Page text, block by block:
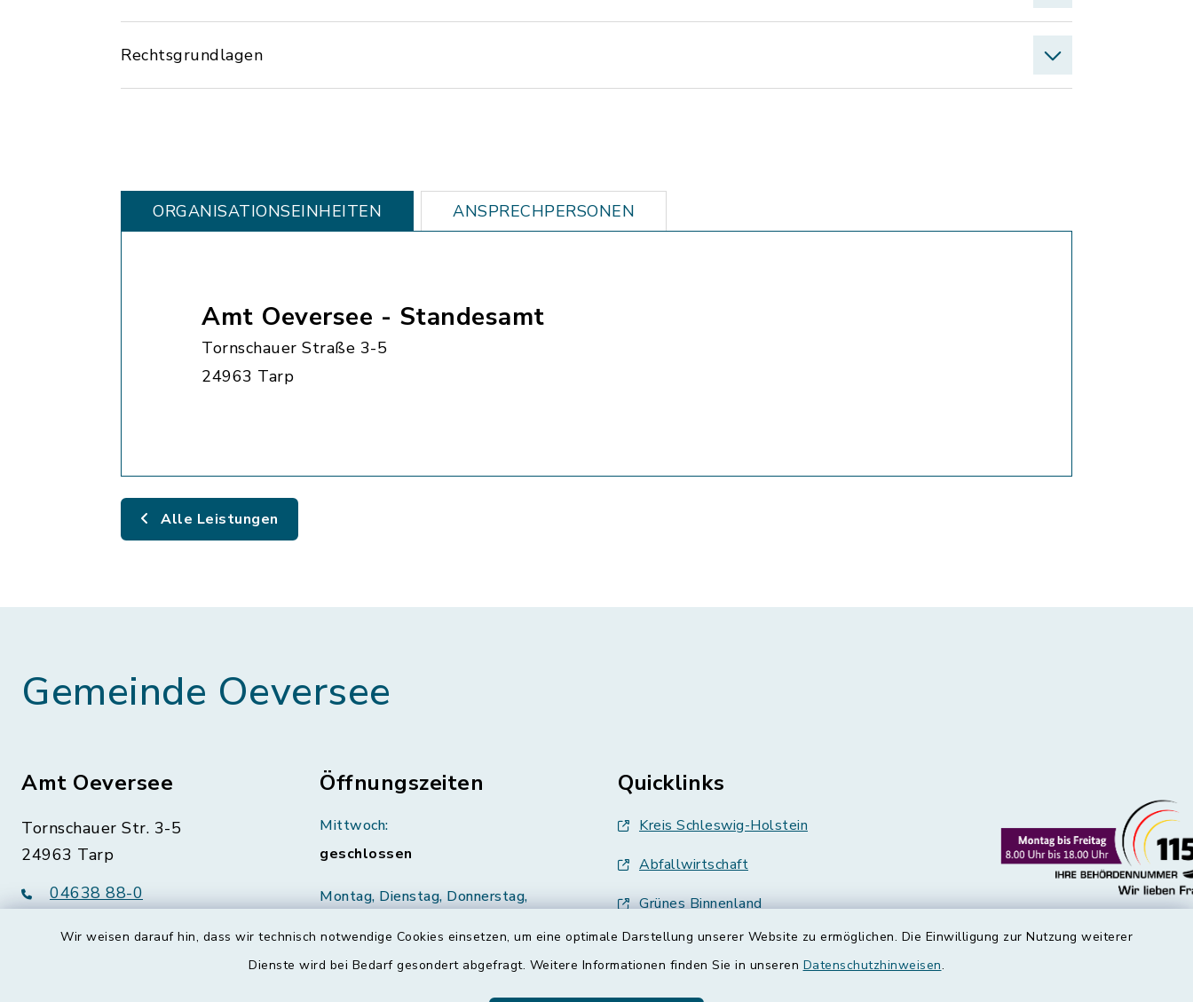
Wir weisen darauf hin, dass wir technisch notwendige Cookies einsetzen, um eine optimale Darstellung unserer Website zu ermöglichen. Die Einwilligung zur Nutzung weiterer
Dienste wird bei Bedarf gesondert abgefragt. Weitere Informationen finden Sie in unseren Datenschutzhinweisen.
Rechtsgrundlagen
ORGANISATIONS­EINHEITEN ANSPRECHPERSONEN
Amt Oeversee - Standesamt
Tornschauer Straße 3-5
24963 Tarp
Alle Leistungen
Gemeinde Oeversee
Amt Oeversee
Tornschauer Str. 3-5
24963 Tarp
04638 88-0
info@amt-oeversee.de
Öffnungszeiten
Mittwoch:
geschlossen
Montag, Dienstag, Donnerstag,
08:30-12:00 Uhr
Quicklinks
Kreis Schleswig-Holstein
Abfallwirtschaft
Grünes Binnenland
Treenespiegel